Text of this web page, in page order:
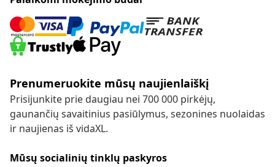
Prenumeruokite mūsų naujienlaiškį
Prisijunkite prie daugiau nei 700 000 pirkėjų,
gaunančių savaitinius pasiūlymus, sezonines nuolaidas
ir naujienas iš vidaXL.
Mūsų socialinių tinklų paskyros